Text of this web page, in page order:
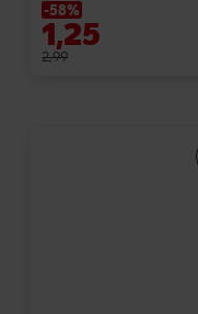
-58%
1,25
2,99